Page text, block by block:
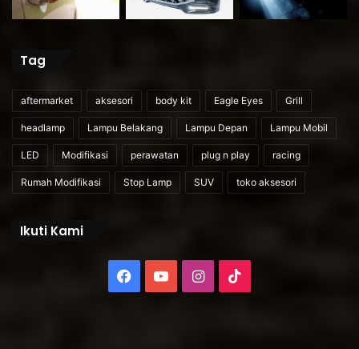
Tag
aftermarket aksesori body kit Eagle Eyes Grill
headlamp Lampu Belakang Lampu Depan Lampu Mobil
LED Modifikasi perawatan plug n play racing
Rumah Modifikasi Stop Lamp SUV toko aksesori
Ikuti Kami
FacebookYouTubeInstagram